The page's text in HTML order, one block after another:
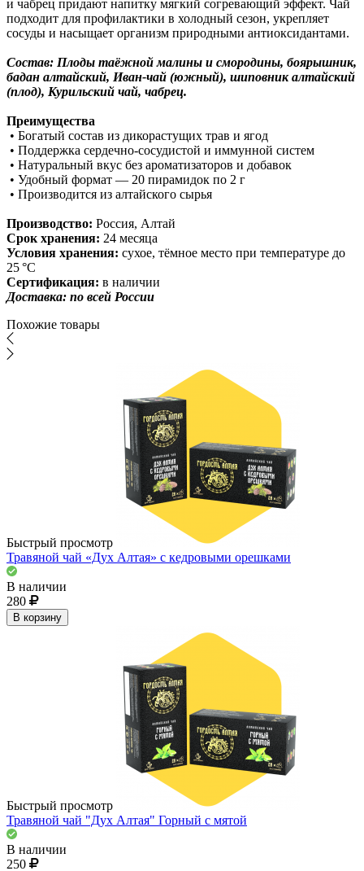
и чабрец придают напитку мягкий согревающий эффект. Чай
подходит для профилактики в холодный сезон, укрепляет
сосуды и насыщает организм природными антиоксидантами.
Состав: Плоды таёжной малины и смородины, боярышник,
бадан алтайский, Иван-чай (южный), шиповник алтайский
(плод), Курильский чай, чабрец.
Преимущества
• Богатый состав из дикорастущих трав и ягод
• Поддержка сердечно-сосудистой и иммунной систем
• Натуральный вкус без ароматизаторов и добавок
• Удобный формат — 20 пирамидок по 2 г
• Производится из алтайского сырья
Производство: Россия, Алтай
Срок хранения: 24 месяца
Условия хранения: сухое, тёмное место при температуре до
25 °C
Сертификация: в наличии
Доставка: по всей России
Похожие товары
Быстрый просмотр
Травяной чай «Дух Алтая» с кедровыми орешками
В наличии
280
В корзину
Быстрый просмотр
Травяной чай "Дух Алтая" Горный с мятой
В наличии
250